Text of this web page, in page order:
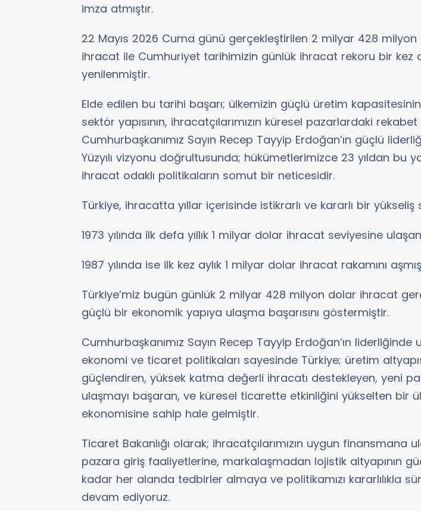
imza atmıştır.
22 Mayıs 2026 Cuma günü gerçekleştirilen 2 milyar 428 milyon
ihracat ile Cumhuriyet tarihimizin günlük ihracat rekoru bir kez
yenilenmiştir.
Elde edilen bu tarihi başarı; ülkemizin güçlü üretim
sektör yapısının, ihracatçılarımızın küresel pazarlardaki
Cumhurbaşkanımız Sayın Recep Tayyip Erdoğan’ın güçlü
Yüzyılı vizyonu doğrultusunda; hükümetlerimizce 23 yıldan bu
ihracat odaklı politikaların somut bir neticesidir.
Türkiye, ihracatta yıllar içerisinde istikrarlı ve kararlı bir yükseliş
1973 yılında ilk defa yıllık 1 milyar dolar ihracat seviyesine
1987 yılında ise ilk kez aylık 1 milyar dolar ihracat rakamını
Türkiye’miz bugün günlük 2 milyar 428 milyon dolar ihracat
güçlü bir ekonomik yapıya ulaşma başarısını göstermiştir.
Cumhurbaşkanımız Sayın Recep Tayyip Erdoğan’ın liderliğinde
ekonomi ve ticaret politikaları sayesinde Türkiye; üretim
güçlendiren, yüksek katma değerli ihracatı destekleyen, yeni
ulaşmayı başaran, ve küresel ticarette etkinliğini yükselten bir
ekonomisine sahip hale gelmiştir.
Ticaret Bakanlığı olarak; ihracatçılarımızın uygun finansmana
pazara giriş faaliyetlerine, markalaşmadan lojistik altyapının
kadar her alanda tedbirler almaya ve politikamızı kararlılıkla
devam ediyoruz.